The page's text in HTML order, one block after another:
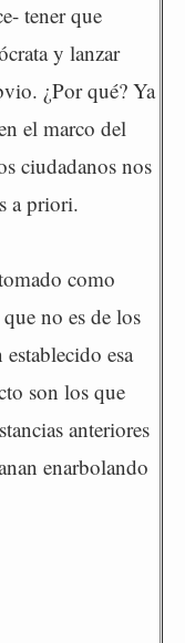
tener que
y lanzar
¿Por qué? Ya
el marco del
ciudadanos nos
a priori.
como
no es de los
esa
son los que
anteriores
enarbolando